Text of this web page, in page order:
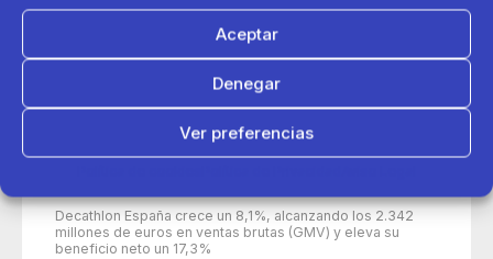
Aceptar
Denegar
Ver preferencias
Decathlon España crece un 8,1%, alcanzando los 2.342
millones de euros en ventas brutas (GMV) y eleva su
beneficio neto un 17,3%